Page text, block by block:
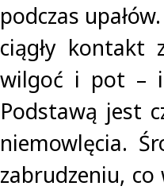
podczas
ciągły
wilgoć i pot –
Podstawą jest
niemowlęcia.
zabrudzeniu, co